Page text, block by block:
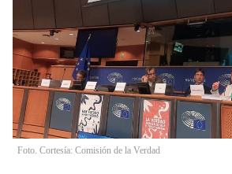
Foto. Cortesía: Comisión de la Verdad